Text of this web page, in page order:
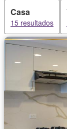
Casa
15 resultados